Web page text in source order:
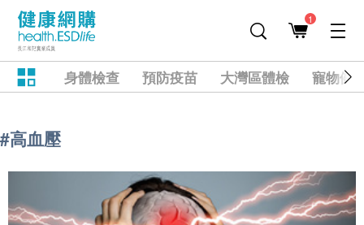
1
身體檢查 預防疫苗 大灣區體檢 寵物健
#高血壓